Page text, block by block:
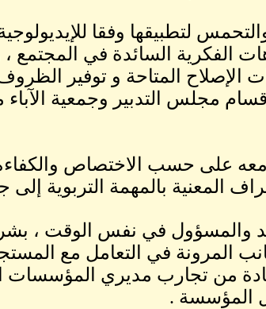
والتحمس لتطبيقها وفقا
الفكرية السائدة في المجتمع
الإصلاح المتاحة و توفير
مجلس التدبير وجمعية
معه على حسب الاختصاص
المعنية بالمهمة التربوية إلى
والمسؤول في نفس الوقت ،
المرونة في التعامل مع
من تجارب مديري
المؤسسة .